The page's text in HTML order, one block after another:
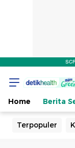
Home Berita
Terpopuler